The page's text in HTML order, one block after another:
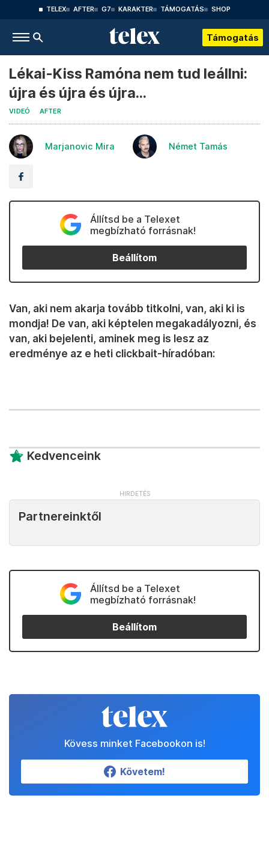
TELEX AFTER G7 KARAKTER TÁMOGATÁS SHOP
Támogatás
Lékai-Kiss Ramóna nem tud leállni:
újra és újra és újra...
VIDEÓ AFTER
Marjanovic Mira Német Tamás
Állítsd be a Telexet
megbízható forrásnak!
Beállítom
Van, aki nem akarja tovább titkolni, van, aki ki is
mondja! De van, aki képtelen megakadályozni, és
van, aki bejelenti, aminek meg is lesz az
eredménye az e heti clickbait-híradóban:
Kedvenceink
Partnereinktől
Állítsd be a Telexet
megbízható forrásnak!
Beállítom
Kövess minket Facebookon is!
Követem!